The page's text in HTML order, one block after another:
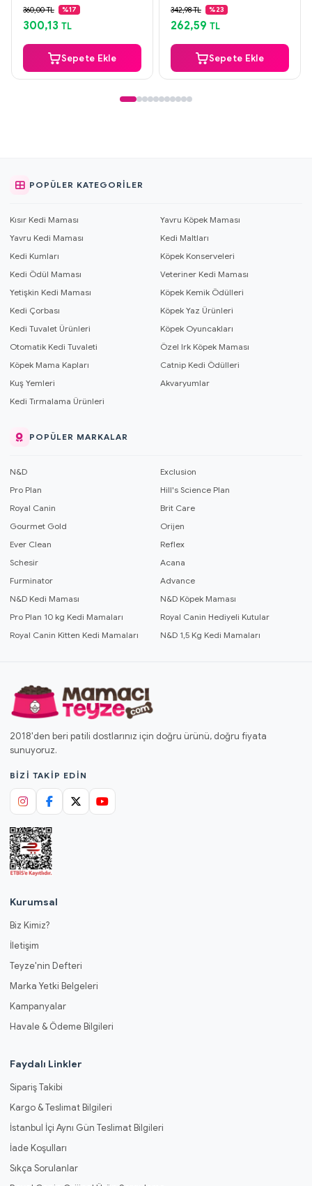
Güvenli Ödeme
Aynı Gün Kargo
360,00 TL %17
300,13 TL
Sepete Ekle
Güvenli Ödeme
Aynı Gün Kargo
342,98 TL %23
262,59 TL
Sepete Ekle
POPÜLER KATEGORILER
Kısır Kedi Maması
Yavru Köpek Maması
Yavru Kedi Maması
Kedi Maltları
Kedi Kumları
Köpek Konserveleri
Kedi Ödül Maması
Veteriner Kedi Maması
Yetişkin Kedi Maması
Köpek Kemik Ödülleri
Kedi Çorbası
Köpek Yaz Ürünleri
Kedi Tuvalet Ürünleri
Köpek Oyuncakları
Otomatik Kedi Tuvaleti
Özel Irk Köpek Maması
Köpek Mama Kapları
Catnip Kedi Ödülleri
Kuş Yemleri
Akvaryumlar
Kedi Tırmalama Ürünleri
POPÜLER MARKALAR
N&D
Exclusion
Pro Plan
Hill's Science Plan
Royal Canin
Brit Care
Gourmet Gold
Orijen
Ever Clean
Reflex
Schesir
Acana
Furminator
Advance
N&D Kedi Maması
N&D Köpek Maması
Pro Plan 10 kg Kedi Mamaları
Royal Canin Hediyeli Kutular
Royal Canin Kitten Kedi Mamaları
N&D 1,5 Kg Kedi Mamaları
2018'den beri patili dostlarınız için doğru ürünü, doğru fiyata
sunuyoruz.
BIZI TAKIP EDIN
Kurumsal
Biz Kimiz?
İletişim
Teyze'nin Defteri
Marka Yetki Belgeleri
Kampanyalar
Havale & Ödeme Bilgileri
Faydalı Linkler
Sipariş Takibi
Kargo & Teslimat Bilgileri
İstanbul İçi Aynı Gün Teslimat Bilgileri
İade Koşulları
Sıkça Sorulanlar